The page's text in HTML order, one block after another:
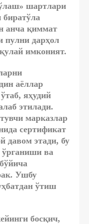
шартлари
анча қиммат
пулни дарҳол
имконият.
аёллар
яҳудий
этилади.
марказлар
сертификат
давом этади, бу
ўрганиши ва
Ушбу
ўтиш
босқич,